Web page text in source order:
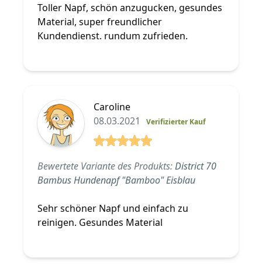
Toller Napf, schön anzugucken, gesundes
Material, super freundlicher
Kundendienst. rundum zufrieden.
Caroline
08.03.2021
Verifizierter Kauf
Bewertete Variante des Produkts:District 70
Bambus Hundenapf "Bamboo" Eisblau
Sehr schöner Napf und einfach zu
reinigen. Gesundes Material